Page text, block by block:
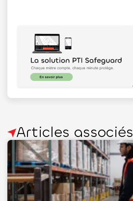
Articles associés